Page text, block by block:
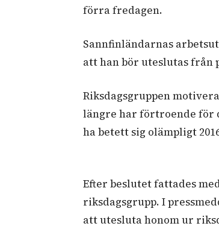
förra fredagen.
Sannfinländarnas
att han bör uteslutas från
Riksdagsgruppen
längre har förtroende för
ha betett sig olämpligt
Efter beslutet fattades
riksdagsgrupp. I
att utesluta honom ur